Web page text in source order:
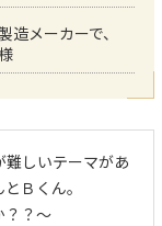
メーカーで、
しいテーマがあ
Ｂくん。
？？～